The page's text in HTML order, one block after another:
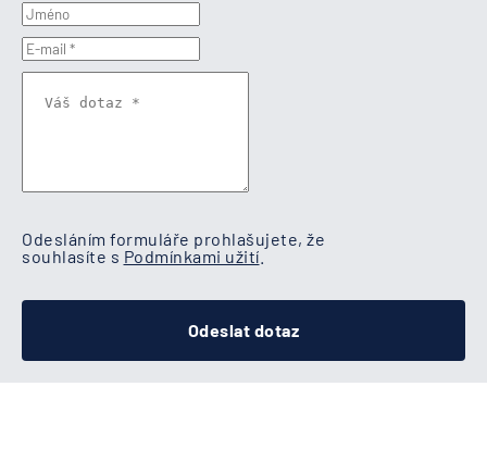
Odesláním formuláře prohlašujete, že
souhlasíte s Podmínkami užití
Odeslat dotaz